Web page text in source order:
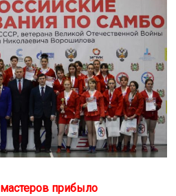
прибыло